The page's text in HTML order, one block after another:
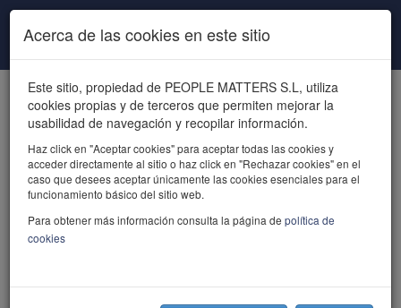
Pasar al contenido principal
powered by talent
Acerca de las cookies en este sitio
Este sitio, propiedad de PEOPLE MATTERS S.L, utiliza
cookies propias y de terceros que permiten mejorar la
usabilidad de navegación y recopilar información.
Haz click en "Aceptar cookies" para aceptar todas las cookies y
acceder directamente al sitio o haz click en "Rechazar cookies" en el
caso que desees aceptar únicamente las cookies esenciales para el
funcionamiento básico del sitio web.
Para obtener más información consulta la página de política de
cookies